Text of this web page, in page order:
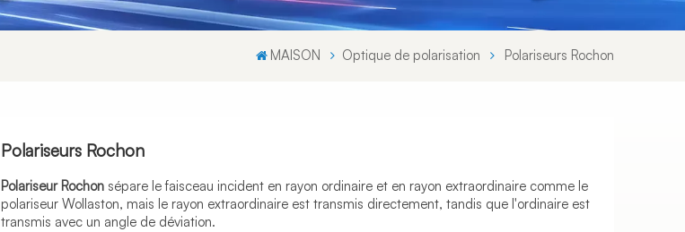
MAISON Optique de polarisation Polariseurs Rochon
Polariseurs Rochon
Polariseur Rochonsépare le faisceau incident en rayon ordinaire et en rayon extraordinaire comme le
polariseur Wollaston, mais le rayon extraordinaire est transmis directement, tandis que l'ordinaire est
transmis avec un angle de déviation.